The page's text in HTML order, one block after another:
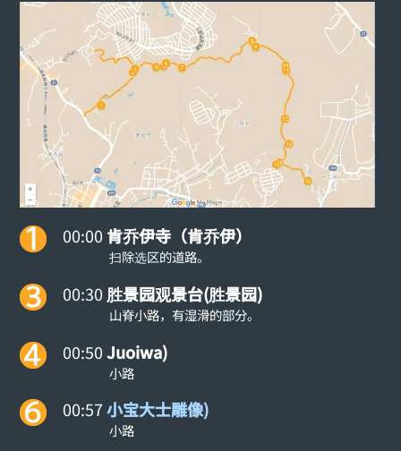
00:00 肯乔伊寺（肯乔伊）
扫除选区的道路。
00:30 胜景园观景台(胜景园)
山脊小路，有湿滑的部分。
00:50Juoiwa)
小路
00:57小宝大士雕像)
小路